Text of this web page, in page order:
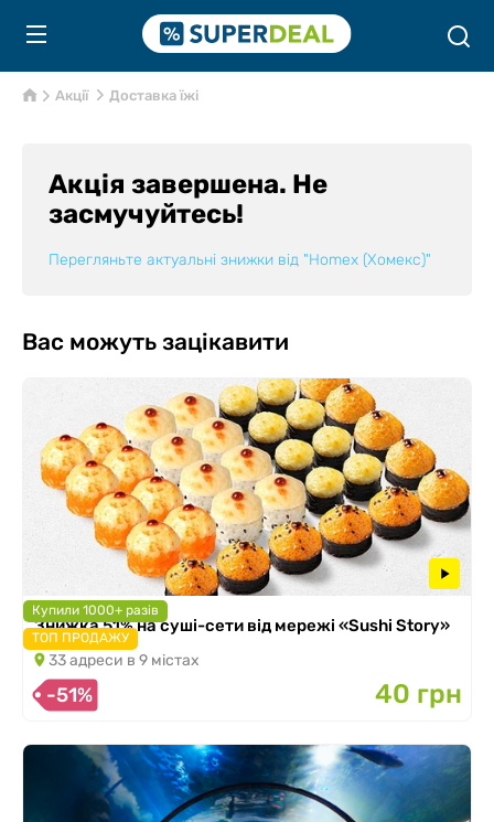
Акції Доставка їжі
Акція завершена. Не
засмучуйтесь!
Перегляньте актуальні знижки від "Homex (Хомекс)"
Вас можуть зацікавити
Купили 1000+ разів
ТОП ПРОДАЖУ
Знижка 51% на суші-сети від мережі «Sushi Story»
33 адреси в 9 містах
-51% 40 грн